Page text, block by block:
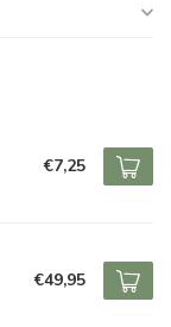
€7,25
€49,95